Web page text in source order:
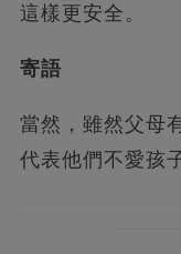
這樣更安全。
寄語
當然，雖然父母
代表他們不愛孩